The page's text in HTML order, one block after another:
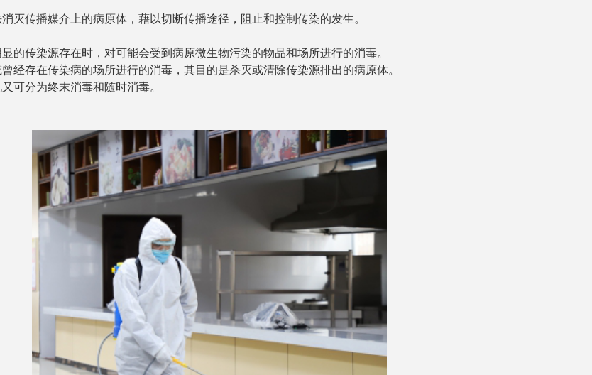
灭传播媒介上的病原体，藉以切断传播途径，阻止和控制传染的发生。
的传染源存在时，对可能会受到病原微生物污染的物品和场所进行的消毒。
经存在传染病的场所进行的消毒，其目的是杀灭或清除传染源排出的病原体。
可分为终末消毒和随时消毒。